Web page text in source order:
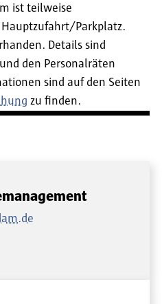
ist teilweise
Parkplatz.
Details sind
den Personalräten
sind auf den Seiten
zu finden.